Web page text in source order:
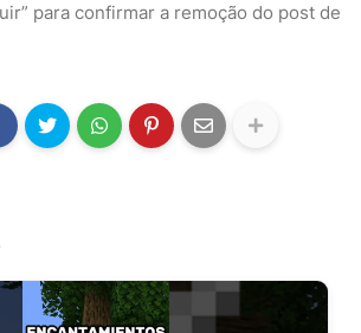
para confirmar a remoção do post de